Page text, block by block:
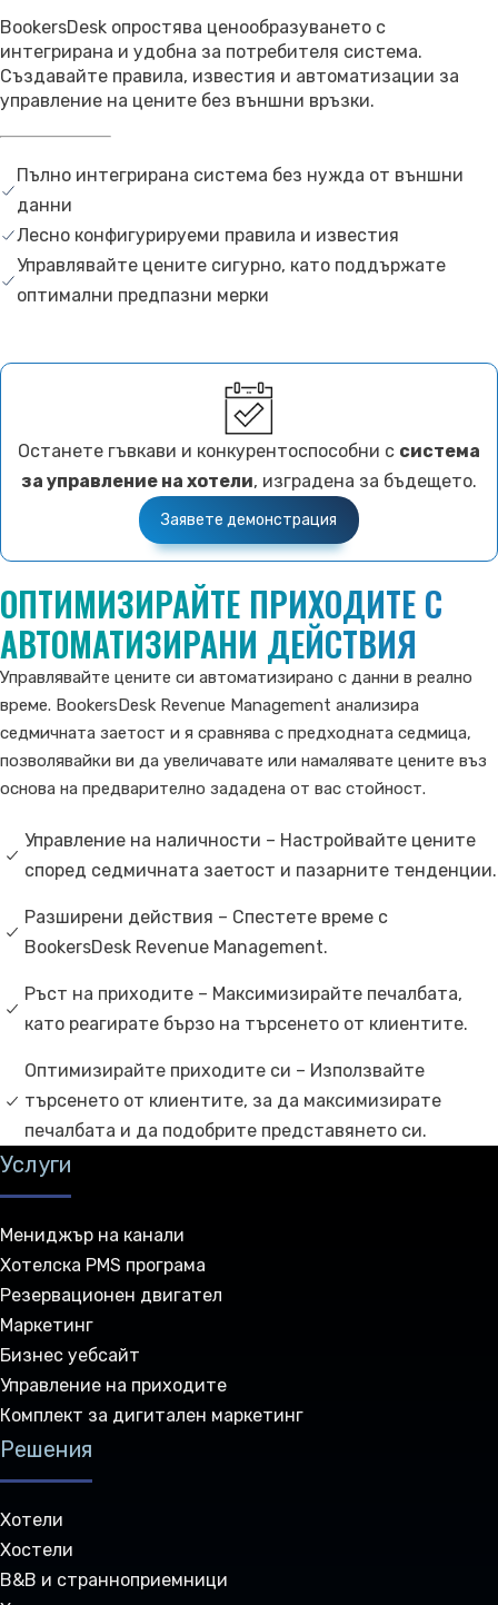
BookersDesk опростява ценообразуването с
интегрирана и удобна за потребителя система.
Създавайте правила, известия и автоматизации за
управление на цените без външни връзки.
Пълно интегрирана система без нужда от външни
данни
Лесно конфигурируеми правила и известия
Управлявайте цените сигурно, като поддържате
оптимални предпазни мерки
Останете гъвкави и конкурентоспособни с система
за управление на хотели, изградена за бъдещето.
Заявете демонстрация
ОПТИМИЗИРАЙТЕ ПРИХОДИТЕ С
АВТОМАТИЗИРАНИ ДЕЙСТВИЯ
Управлявайте цените си автоматизирано с данни в реално
време. BookersDesk Revenue Management анализира
седмичната заетост и я сравнява с предходната седмица,
позволявайки ви да увеличавате или намалявате цените въз
основа на предварително зададена от вас стойност.
Управление на наличности – Настройвайте цените
според седмичната заетост и пазарните тенденции.
Разширени действия – Спестете време с
BookersDesk Revenue Management.
Ръст на приходите – Максимизирайте печалбата,
като реагирате бързо на търсенето от клиентите.
Оптимизирайте приходите си – Използвайте
търсенето от клиентите, за да максимизирате
печалбата и да подобрите представянето си.
Услуги
Мениджър на канали
Хотелска PMS програма
Резервационен двигател
Маркетинг
Бизнес уебсайт
Управление на приходите
Комплект за дигитален маркетинг
Решения
Хотели
Хостели
B&B и странноприемници